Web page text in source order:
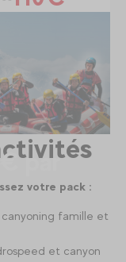
votre pack :
famille et
et canyon
par